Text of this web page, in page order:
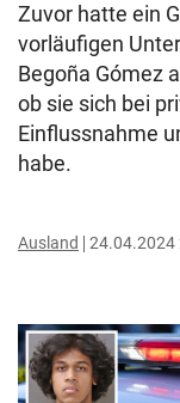
Zuvor hatte ein
vorläufigen
Begoña Gómez
ob sie sich bei
Einflussnahme
habe.
Ausland 24.04.2024